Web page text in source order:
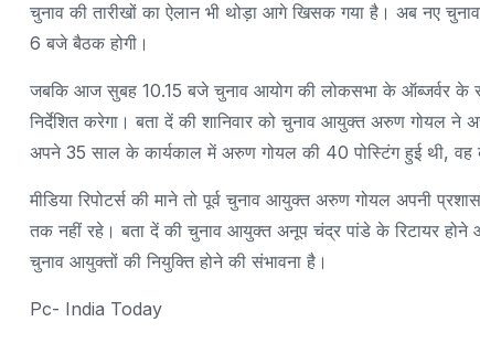
चुनाव की तारीखों का ऐलान भी थोड़ा आगे खिसक गया है। अब नए चुनाव
6 बजे बैठक होगी।
जबकि आज सुबह 10.15 बजे चुनाव आयोग की लोकसभा के ऑब्जर्वर के
निर्देशित करेगा। बता दें की शानिवार को चुनाव आयुक्त अरुण गोयल ने
अपने 35 साल के कार्यकाल में अरुण गोयल की 40 पोस्टिंग हुई थी, वह
मीडिया रिपोटर्स की माने तो पूर्व चुनाव आयुक्त अरुण गोयल अपनी
तक नहीं रहे। बता दें की चुनाव आयुक्त अनूप चंद्र पांडे के रिटायर
चुनाव आयुक्तों की नियुक्ति होने की संभावना है।
Pc- India Today